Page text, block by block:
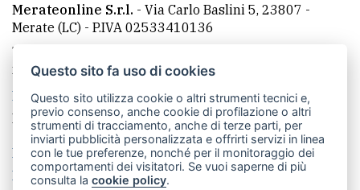
Merateonline S.r.l. - Via Carlo Baslini 5, 23807 -
Merate (LC) - P.IVA 02533410136
Telefono:
mail: redazione@merateonline.it
La redazione
CasateOnline LeccoOnline
RSS
Made by VIP
Privacy policy
Cookie policy
Rivedi le tue scelte sui cookie
Questo sito fa uso di cookies
Questo sito utilizza cookie o altri strumenti tecnici e,
previo consenso, anche cookie di profilazione o altri
strumenti di tracciamento, anche di terze parti, per
inviarti pubblicità personalizzata e offrirti servizi in linea
con le tue preferenze, nonché per il monitoraggio dei
comportamenti dei visitatori. Se vuoi saperne di più
consulta lacookie policy.